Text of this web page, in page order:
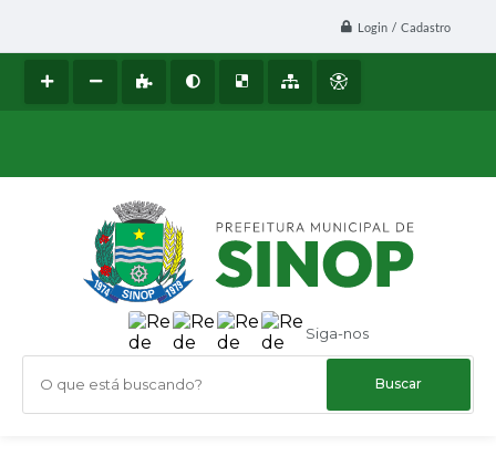
Login / Cadastro
Siga-nos
O que está buscando?